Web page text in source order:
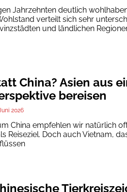
Jahrzehnten deutlich
verteilt sich sehr
und ländlichen
China? Asien aus
bereisen
2026
China empfehlen wir natürlich
Reiseziel. Doch auch Vietnam,